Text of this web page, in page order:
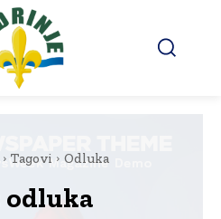
Tagovi Odluka
odluka